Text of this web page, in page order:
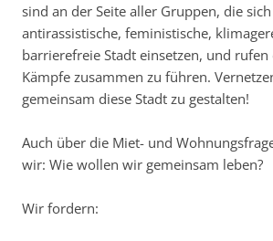
sind an der Seite aller Gruppen, die
antirassistische, feministische,
barrierefreie Stadt einsetzen, und rufen
Kämpfe zusammen zu führen.
gemeinsam diese Stadt zu gestalten!
Auch über die Miet- und
wir: Wie wollen wir gemeinsam leben?
Wir fordern: